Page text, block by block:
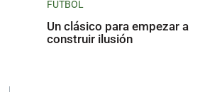
FÚTBOL
Un clásico para empezar a
construir ilusión